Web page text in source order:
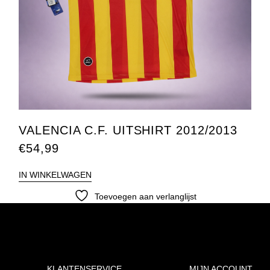
VALENCIA C.F. UITSHIRT 2012/2013
€54,99
IN WINKELWAGEN
Toevoegen aan verlanglijst